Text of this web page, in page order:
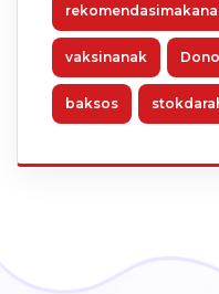
vaksinanak
baksos